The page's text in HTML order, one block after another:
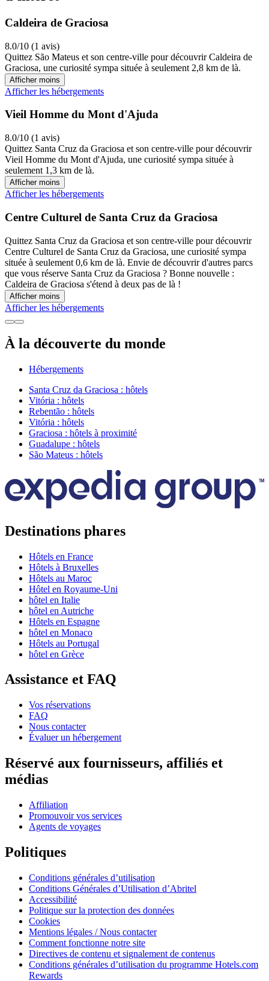
Caldeira de Graciosa
8.0/10 (1 avis)
Quittez São Mateus et son centre-ville pour découvrir Caldeira de
Graciosa, une curiosité sympa située à seulement 2,8 km de là.
Afficher moins
Afficher les hébergements
Vieil Homme du Mont d'Ajuda
8.0/10 (1 avis)
Quittez Santa Cruz da Graciosa et son centre-ville pour découvrir
Vieil Homme du Mont d'Ajuda, une curiosité sympa située à
seulement 1,3 km de là.
Afficher moins
Afficher les hébergements
Centre Culturel de Santa Cruz da Graciosa
Quittez Santa Cruz da Graciosa et son centre-ville pour découvrir
Centre Culturel de Santa Cruz da Graciosa, une curiosité sympa
située à seulement 0,6 km de là. Envie de découvrir d'autres parcs
que vous réserve Santa Cruz da Graciosa ? Bonne nouvelle :
Caldeira de Graciosa s'étend à deux pas de là !
Afficher moins
Afficher les hébergements
À la découverte du monde
Hébergements
Santa Cruz da Graciosa : hôtels
Vitória : hôtels
Rebentão : hôtels
Vitória : hôtels
Graciosa : hôtels à proximité
Guadalupe : hôtels
São Mateus : hôtels
Destinations phares
Hôtels en France
Hôtels à Bruxelles
Hôtels au Maroc
Hôtel en Royaume-Uni
hôtel en Italie
hôtel en Autriche
Hôtels en Espagne
hôtel en Monaco
Hôtels au Portugal
hôtel en Grèce
Assistance et FAQ
Vos réservations
FAQ
Nous contacter
Évaluer un hébergement
Réservé aux fournisseurs, affiliés et
médias
Affiliation
Promouvoir vos services
Agents de voyages
Politiques
Conditions générales d’utilisation
Conditions Générales d’Utilisation d’Abritel
Accessibilité
Politique sur la protection des données
Cookies
Mentions légales / Nous contacter
Comment fonctionne notre site
Directives de contenu et signalement de contenus
Conditions générales d’utilisation du programme Hotels.com
Rewards